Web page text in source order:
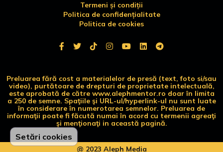
Setări cookies
Termeni și condiții
Politica de confidențialitate
Politica de cookies
Preluarea fără cost a materialelor de presă (text, foto si/sau
video), purtătoare de drepturi de proprietate intelectuală,
este aprobată de către www.alephmentor.ro doar în limita
a 250 de semne. Spaţiile şi URL-ul/hyperlink-ul nu sunt luate
în considerare în numerotarea semnelor. Preluarea de
informaţii poate fi făcută numai în acord cu termenii agreaţi
şi menţionaţi in această pagină.
@ 2023 Aleph Media